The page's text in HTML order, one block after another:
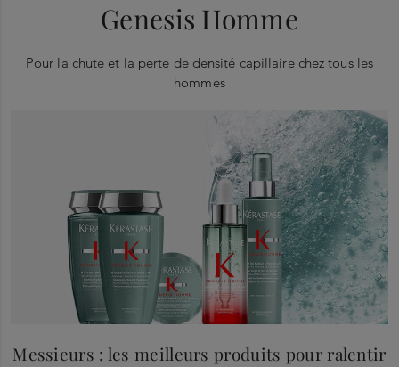
Genesis Homme
Pour la chute et la perte de densité capillaire chez tous les
hommes
Messieurs : les meilleurs produits pour ralentir